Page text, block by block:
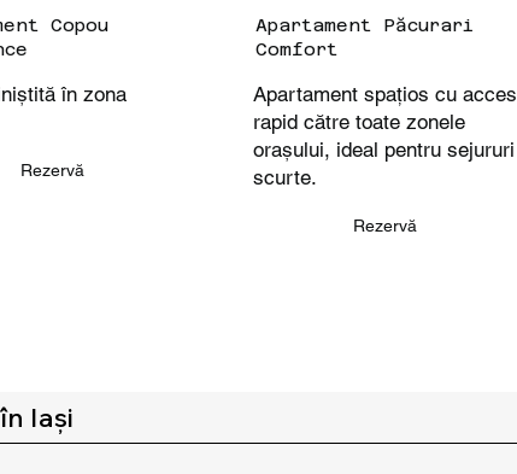
Copou
în zona
Rezervă
Apartament Păcurari
Comfort
Apartament spațios cu acces
rapid către toate zonele
orașului, ideal pentru sejururi
scurte.
Rezervă
Iași